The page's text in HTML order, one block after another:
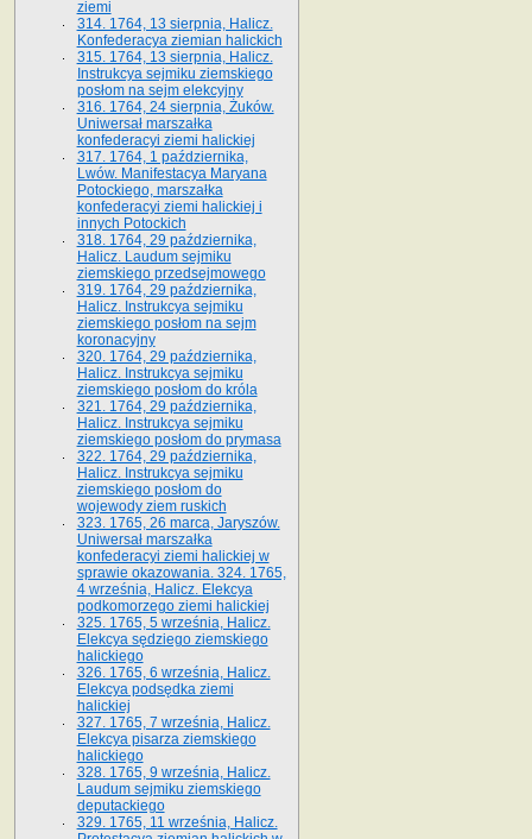
ziemi
314. 1764, 13 sierpnia, Halicz.
Konfederacya ziemian halickich
315. 1764, 13 sierpnia, Halicz.
Instrukcya sejmiku ziemskiego
posłom na sejm elekcyjny
316. 1764, 24 sierpnia, Żuków.
Uniwersał marszałka
konfederacyi ziemi halickiej
317. 1764, 1 października,
Lwów. Manifestacya Maryana
Potockiego, marszałka
konfederacyi ziemi halickiej i
innych Potockich
318. 1764, 29 października,
Halicz. Laudum sejmiku
ziemskiego przedsejmowego
319. 1764, 29 października,
Halicz. Instrukcya sejmiku
ziemskiego posłom na sejm
koronacyjny
320. 1764, 29 października,
Halicz. Instrukcya sejmiku
ziemskiego posłom do króla
321. 1764, 29 października,
Halicz. Instrukcya sejmiku
ziemskiego posłom do prymasa
322. 1764, 29 października,
Halicz. Instrukcya sejmiku
ziemskiego posłom do
wojewody ziem ruskich
323. 1765, 26 marca, Jaryszów.
Uniwersał marszałka
konfederacyi ziemi halickiej w
sprawie okazowania. 324. 1765,
4 września, Halicz. Elekcya
podkomorzego ziemi halickiej
325. 1765, 5 września, Halicz.
Elekcya sędziego ziemskiego
halickiego
326. 1765, 6 września, Halicz.
Elekcya podsędka ziemi
halickiej
327. 1765, 7 września, Halicz.
Elekcya pisarza ziemskiego
halickiego
328. 1765, 9 września, Halicz.
Laudum sejmiku ziemskiego
deputackiego
329. 1765, 11 września, Halicz.